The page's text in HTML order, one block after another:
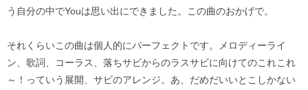
う自分の中でYouは思い出にできました。この曲のおかげで。
それくらいこの曲は個人的にパーフェクトです。メロディーライ
ン、歌詞、コーラス、落ちサビからのラスサビに向けてのこれこれ
～！っていう展開、サビのアレンジ。あ、だめだいいとこしかない